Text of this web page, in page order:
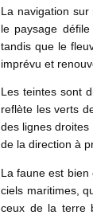
La navigation
le paysage
tandis que le
imprévu et
Les teintes sont
reflète les verts
des lignes
de la direction à
La faune est
ciels maritimes,
ceux de la terre